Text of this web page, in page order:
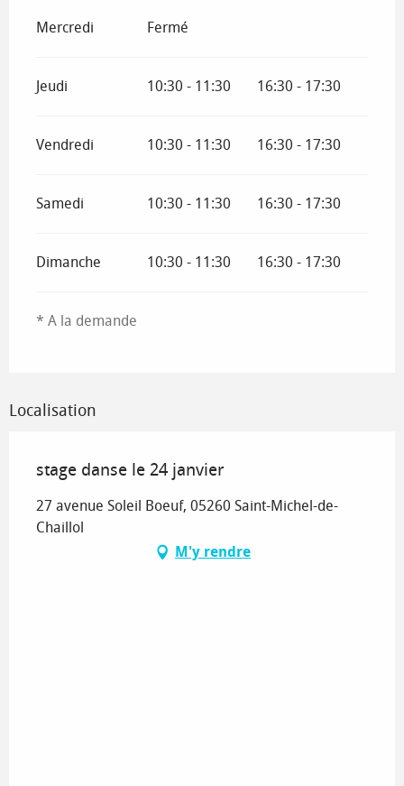
Mercredi Fermé
Jeudi 10:30 - 11:30 16:30 - 17:30
Vendredi 10:30 - 11:30 16:30 - 17:30
Samedi 10:30 - 11:30 16:30 - 17:30
Dimanche 10:30 - 11:30 16:30 - 17:30
* A la demande
Localisation
stage danse le 24 janvier
27 avenue Soleil Boeuf, 05260 Saint-Michel-de-
Chaillol
M'y rendre